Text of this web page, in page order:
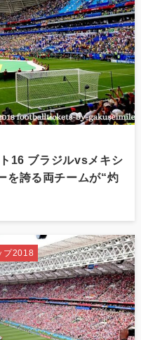
16 ブラジルvsメキシ
を誇る両チームが“灼
プ2018